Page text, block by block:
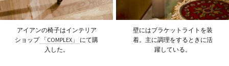
アイアンの椅子はインテリア
ショップ
「COMPLEX」
にて購
入した。
壁にはブラケットライトを装
着。主に調理をするときに活
躍している。